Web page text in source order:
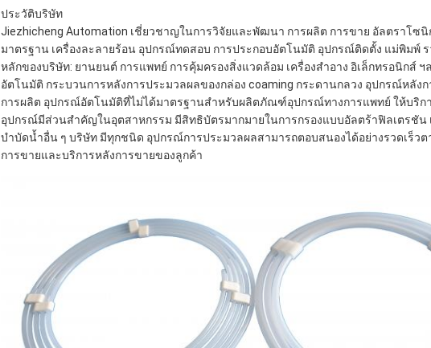
ประวัติบริษัท
Jiezhicheng Automation เชี่ยวชาญในการวิจัยและพัฒนา การผลิต การขาย อัลตราโซ
มาตรฐาน เครื่องละลายร้อน อุปกรณ์ทดสอบ การประกอบอัตโนมัติ อุปกรณ์ติดตั้ง แม่พิมพ์
หลักของบริษัท: ยานยนต์ การแพทย์ การคุ้มครองสิ่งแวดล้อม เครื่องสำอาง อิเล็กทรอนิกส์
อัตโนมัติ กระบวนการหลังการประมวลผลของกล่อง coaming กระดานกลวง อุปกรณ์หลัง
การผลิต อุปกรณ์อัตโนมัติที่ไม่ได้มาตรฐานสำหรับผลิตภัณฑ์อุปกรณ์ทางการแพทย์ ให้บริ
อุปกรณ์มีส่วนสำคัญในอุตสาหกรรม มีสิทธิบัตรมากมายในการกรองแบบอัลตร้าฟิลเตรชัน
บำบัดน้ำอื่น ๆ บริษัท มีทุกชนิด อุปกรณ์การประมวลผลสามารถตอบสนองได้อย่างรวดเร็ว
การขายและบริการหลังการขายของลูกค้า